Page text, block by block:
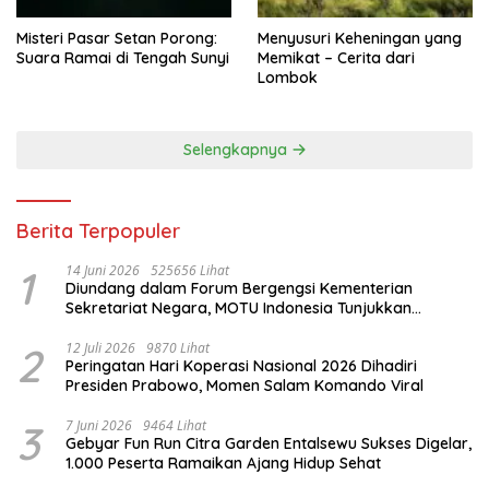
Misteri Pasar Setan Porong:
Suara Ramai di Tengah Sunyi
Menyusuri Keheningan yang
Memikat – Cerita dari
Lombok
Selengkapnya
Berita Terpopuler
1 14 Juni 2026 525656 Lihat
Diundang dalam Forum Bergengsi Kementerian
Sekretariat Negara, MOTU Indonesia Tunjukkan
2 12 Juli 2026 9870 Lihat
Peringatan Hari Koperasi Nasional 2026 Dihadiri
Presiden Prabowo, Momen Salam Komando Viral
3 7 Juni 2026 9464 Lihat
Gebyar Fun Run Citra Garden Entalsewu Sukses Digelar,
1.000 Peserta Ramaikan Ajang Hidup Sehat